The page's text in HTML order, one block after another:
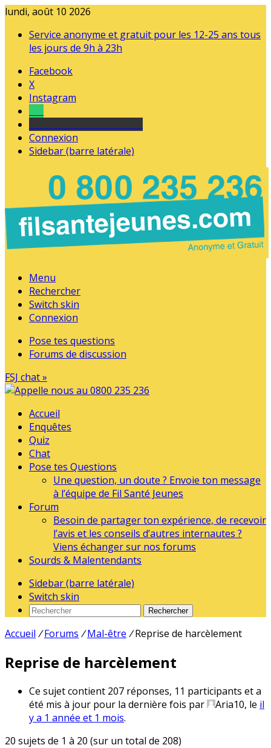
lundi, août 10 2026
Service anonyme et gratuit pour les 12-25 ans tous
les jours de 9h à 23h
Facebook
X
Instagram
Connexion
Sidebar (barre latérale)
Menu
Rechercher
Switch skin
Connexion
Pose tes questions
Forums de discussion
FSJ chat »
Accueil
Enquêtes
Quiz
Chat
Pose tes Questions
Une question, un doute ? Envoie ton message
à l’équipe de Fil Santé Jeunes
Forum
Besoin de partager ton expérience, de recevoir
l’avis et les conseils d’autres internautes ?
Viens échanger sur nos forums
Sourds & Malentendants
Sidebar (barre latérale)
Switch skin
Rechercher
Accueil / Forums / Mal-être / Reprise de harcèlement
Reprise de harcèlement
Ce sujet contient 207 réponses, 11 participants et a
été mis à jour pour la dernière fois par
Aria10, le il
y a 1 année et 1 mois.
20 sujets de 1 à 20 (sur un total de 208)